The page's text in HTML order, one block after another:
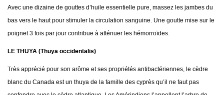
Avec une dizaine de gouttes d’huile essentielle pure, massez les jambes du
bas vers le haut pour stimuler la circulation sanguine. Une goutte mise sur le
poignet 3 fois par jour contribue à atténuer les hémorroïdes.
LE THUYA (Thuya occidentalis)
Très apprécié pour son arôme et ses propriétés antibactériennes, le cèdre
blanc du Canada est un thuya de la famille des cyprès qu’il ne faut pas